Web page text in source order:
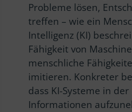
Probleme lösen,
treffen – wie ein
Intelligenz (KI)
Fähigkeit von
menschliche
imitieren. Konkreter
dass KI-Systeme in der
Informationen